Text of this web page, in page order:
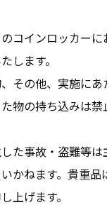
コインロッカー
します。
その他、実施に
物の持ち込みは禁
た事故・盗難等
かねます。貴重品
上げます。